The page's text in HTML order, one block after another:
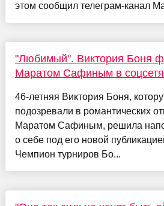
этом сообщил телеграм-канал
"Любимый". Виктория Боня
Маратом Сафиным в
46-летняя Виктория Боня,
подозревали в романтических
Маратом Сафиным, решила
о себе под его новой
Чемпион турниров Бо...